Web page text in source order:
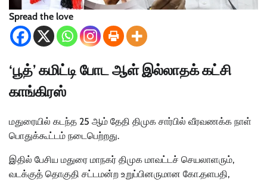
Spread the love
‘பூத்’ கமிட்டி போட ஆள் இல்லாதக் கட்சி
காங்கிரஸ்
மதுரையில் கடந்த 25 ஆம் தேதி திமுக சார்பில் வீரவணக்க நாள்
பொதுக்கூட்டம் நடைபெற்றது.
இதில் பேசிய மதுரை மாநகர் திமுக மாவட்டச் செயலாளரும்,
வடக்குத் தொகுதி சட்டமன்ற உறுப்பினருமான கோ.தளபதி,